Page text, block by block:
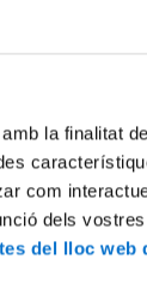
la finalitat
com
dels
del lloc web